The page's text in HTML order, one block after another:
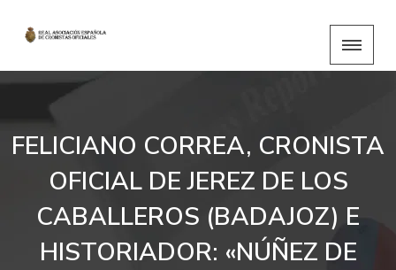
FELICIANO CORREA, CRONISTA
OFICIAL DE JEREZ DE LOS
CABALLEROS (BADAJOZ) E
HISTORIADOR: «NÚÑEZ DE